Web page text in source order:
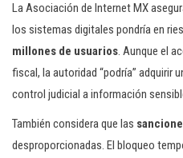
La Asociación de Internet MX
los sistemas digitales pondría en
millones de usuarios. Aunque el
fiscal, la autoridad “podría” adquirir
control judicial a información
También considera que las
desproporcionadas. El bloqueo